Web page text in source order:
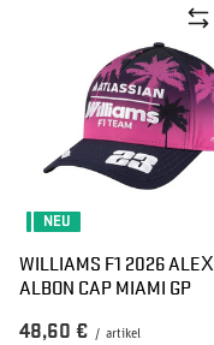
NEU
WILLIAMS F1 2026 ALEX
ALBON CAP MIAMI GP
48,60 € / artikel